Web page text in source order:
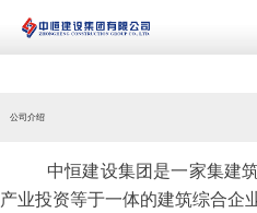
公司介绍
中恒建设集团是一家集建
产业投资等于一体的建筑综合企